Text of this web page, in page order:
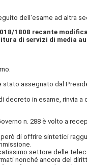
dell'esame ad altra
1808 recante
di servizi di media
assegnato dal
in esame, rinvia
n. 288 è volto a
di offrire sintetici
settore delle
nonché ancora del